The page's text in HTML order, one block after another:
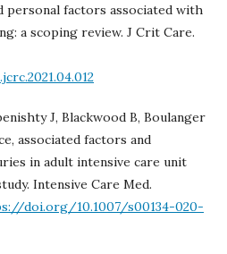
personal factors associated with
a scoping review. J Crit Care.
J, Blackwood B, Boulanger
associated factors and
in adult intensive care unit
Intensive Care Med.
doi.org/10.1007/s00134-020-